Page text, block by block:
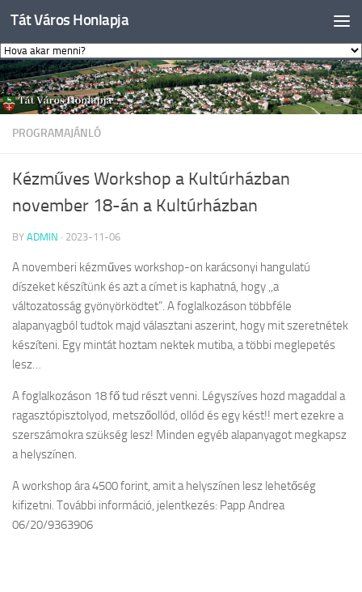
Skip to content
Tát Város Honlapja
PROGRAMAJÁNLÓ
Kézműves Workshop a Kultúrházban
november 18-án a Kultúrházban
BY ADMIN · 2023-11-06
A novemberi kézműves workshop-on karácsonyi hangulatú
díszeket készítünk és azt a címet is kaphatná, hogy ,,a
változatosság gyönyörködtet”. A foglalkozáson többféle
alapanyagból tudtok majd választani aszerint, hogy mit szeretnétek
készíteni. Egy mintát hoztam nektek mutiba, a többi meglepetés
lesz…
A foglalkozáson 18 fő tud részt venni. Légyszíves hozd magaddal a
ragasztópisztolyod, metszőollód, ollód és egy kést!! mert ezekre a
szerszámokra szükség lesz! Minden egyéb alapanyagot megkapsz
a helyszínen.
A workshop ára 4500 forint, amit a helyszínen lesz lehetőség
kifizetni. További információ, jelentkezés: Papp Andrea
06/20/9363906